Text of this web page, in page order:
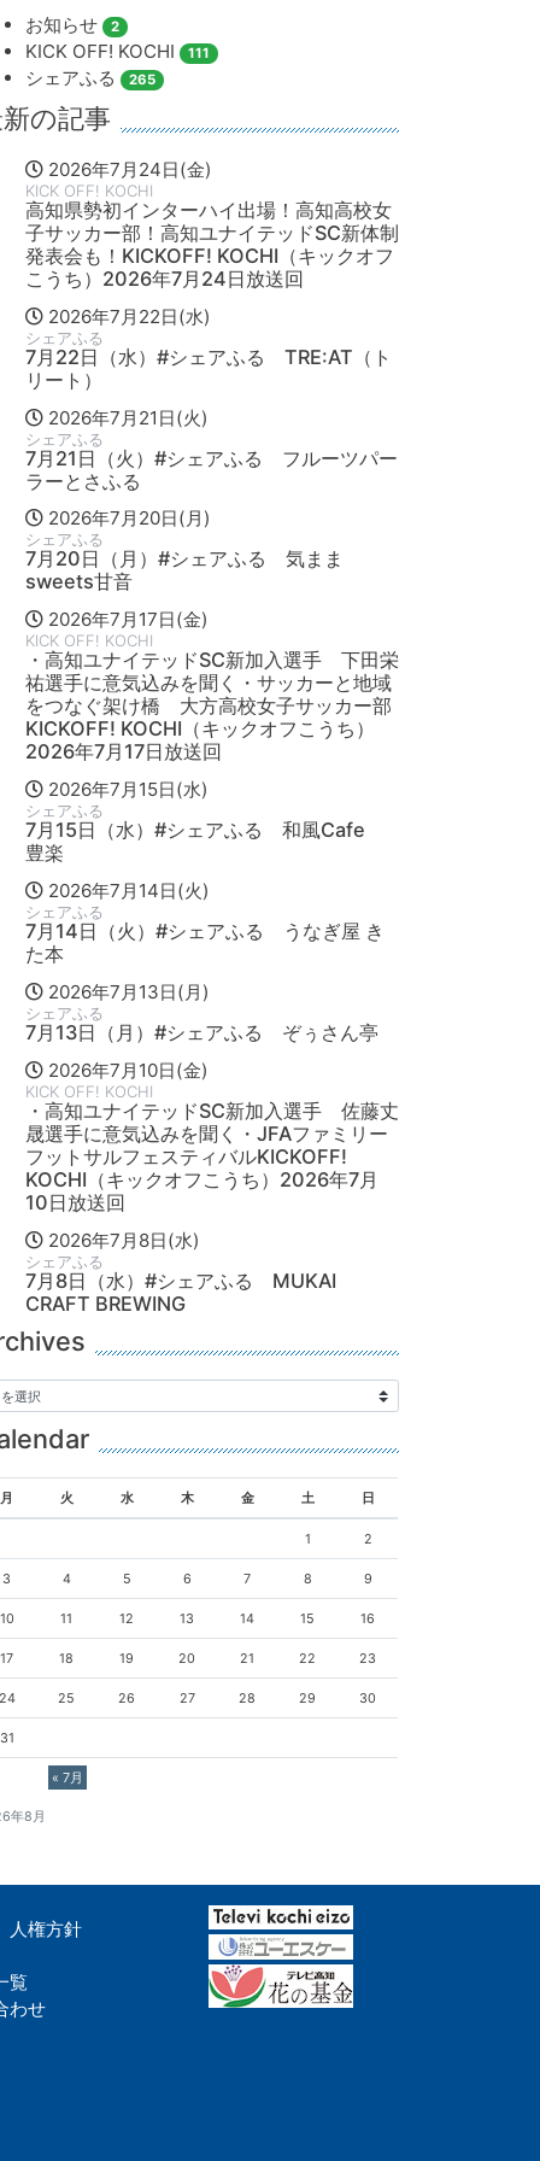
お知らせ 2
KICK OFF! KOCHI 111
シェアふる 265
の記事
2026年7月24日(金)
KICK OFF! KOCHI
高知県勢初インターハイ出場！高知高校女
子サッカー部！高知ユナイテッドSC新体制
発表会も！KICKOFF! KOCHI（キックオフ
こうち）2026年7月24日放送回
2026年7月22日(水)
シェアふる
7月22日（水）#シェアふる TRE:AT（ト
リート）
2026年7月21日(火)
シェアふる
7月21日（火）#シェアふる フルーツパー
ラーとさふる
2026年7月20日(月)
シェアふる
7月20日（月）#シェアふる 気まま
sweets甘音
2026年7月17日(金)
KICK OFF! KOCHI
・高知ユナイテッドSC新加入選手 下田栄
祐選手に意気込みを聞く・サッカーと地域
をつなぐ架け橋 大方高校女子サッカー部
KICKOFF! KOCHI（キックオフこうち）
2026年7月17日放送回
2026年7月15日(水)
シェアふる
7月15日（水）#シェアふる 和風Cafe
豊楽
2026年7月14日(火)
シェアふる
7月14日（火）#シェアふる うなぎ屋 き
た本
2026年7月13日(月)
シェアふる
7月13日（月）#シェアふる ぞぅさん亭
2026年7月10日(金)
KICK OFF! KOCHI
・高知ユナイテッドSC新加入選手 佐藤丈
晟選手に意気込みを聞く・JFAファミリー
フットサルフェスティバルKICKOFF!
KOCHI（キックオフこうち）2026年7月
10日放送回
2026年7月8日(水)
シェアふる
7月8日（水）#シェアふる MUKAI
CRAFT BREWING
年8月
月 火 水 木 金 土 日
« 7月
1 2
3 4 5 6 7 8 9
10 11 12 13 14 15 16
17 18 19 20 21 22 23
25 26 27 28 29 30
31
人権方針
覧
わせ